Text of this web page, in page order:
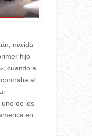
nacida
hijo
cuando a
al
de los
en